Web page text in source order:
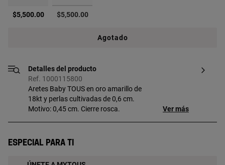
$5,500.00 seleccionado
$5,500.00
Agotado
Detalles del producto
Ref. 1000115800
Aretes Baby TOUS en oro amarillo de
18kt y perlas cultivadas de 0,6 cm.
Motivo: 0,45 cm. Cierre rosca.
Ver más
Especial para ti